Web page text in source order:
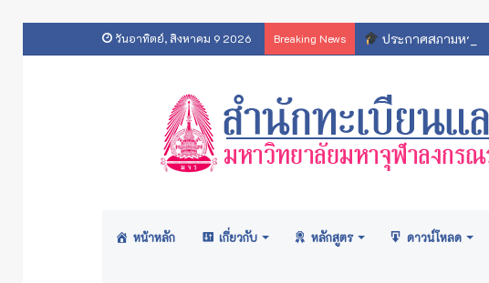
วันอาทิตย์, สิงหาคม 9 2026 Breaking News ประกาศสภามหา
หน้าหลัก เกี่ยวกับ หลักสูตร ดาวน์โหลด